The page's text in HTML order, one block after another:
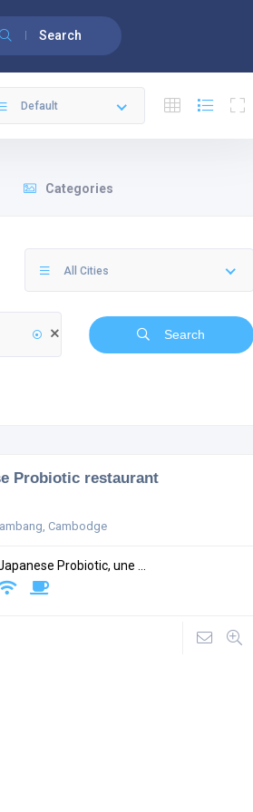
Search
Default
Categories
All Cities
Search
Probiotic restaurant
Cambodge
Probiotic, une ...
English(Anglais